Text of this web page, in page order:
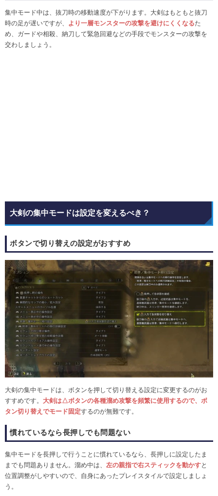
集中モード中は、抜刀時の移動速度が下がります。大剣はもともと抜刀
時の足が遅いですが、 より一層モンスターの攻撃を避けにくくなるた
め、ガードや相殺、納刀して緊急回避などの手段でモンスターの攻撃を
交わしましょう。
大剣の集中モードは設定を変えるべき？
ボタンで切り替えの設定がおすすめ
大剣の集中モードは、ボタンを押して切り替える設定に変更するのがお
すすめです。 大剣は△ボタンの各種溜め攻撃を頻繁に使用するので、ボ
タン切り替えでモード固定するのが無難です。
慣れているなら長押しでも問題ない
集中モードを長押しで行うことに慣れているなら、長押しに設定したま
までも問題ありません。溜め中は、 左の親指で右スティックを動かすと
位置調整がしやすいので、自身にあったプレイスタイルで設定しましょ
う。